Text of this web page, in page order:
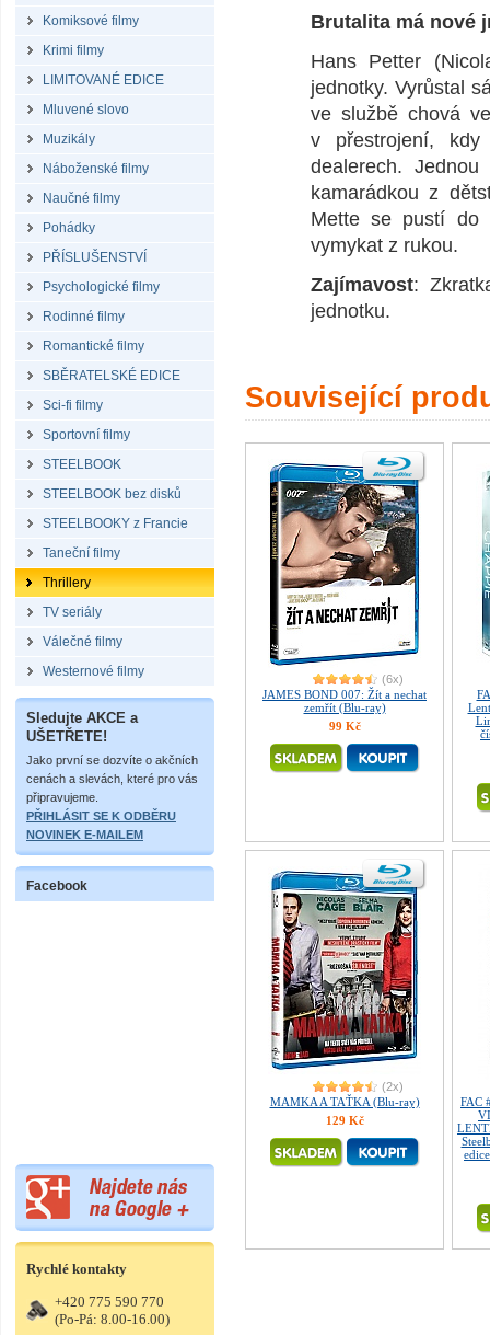
Komiksové filmy
Krimi filmy
LIMITOVANÉ EDICE
Mluvené slovo
Muzikály
Náboženské filmy
Naučné filmy
Pohádky
PŘÍSLUŠENSTVÍ
Psychologické filmy
Rodinné filmy
Romantické filmy
SBĚRATELSKÉ EDICE
Sci-fi filmy
Sportovní filmy
STEELBOOK
STEELBOOK bez disků
STEELBOOKY z Francie
Taneční filmy
Thrillery
TV seriály
Válečné filmy
Westernové filmy
Sledujte AKCE a
UŠETŘETE!
Jako první se dozvíte o akčních
cenách a slevách, které pro vás
připravujeme.
PŘIHLÁSIT SE K ODBĚRU
NOVINEK E-MAILEM
Facebook
Rychlé kontakty
+420 775 590 770
(Po-Pá: 8.00-16.00)
Brutalita má nové
Hans Petter
jednotky. Vyrůstal
ve službě chová
v přestrojení,
dealerech.
kamarádkou z
Mette se pustí do
vymykat z rukou.
Zajímavost:
jednotku.
Související
(6x)
JAMES BOND 007: Žít a nechat
zemřít (Blu-ray)
99 Kč
(2x)
MAMKA A TAŤKA (Blu-ray)
129 Kč
FAC